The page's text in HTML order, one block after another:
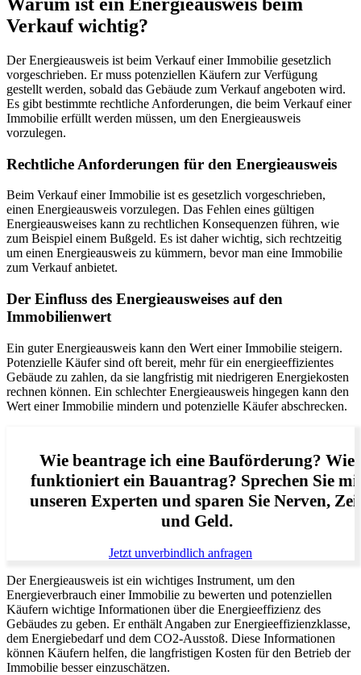
Verkauf wichtig?
Der Energieausweis ist beim Verkauf einer Immobilie gesetzlich
vorgeschrieben. Er muss potenziellen Käufern zur Verfügung
gestellt werden, sobald das Gebäude zum Verkauf angeboten wird.
Es gibt bestimmte rechtliche Anforderungen, die beim Verkauf einer
Immobilie erfüllt werden müssen, um den Energieausweis
vorzulegen.
Rechtliche Anforderungen für den Energieausweis
Beim Verkauf einer Immobilie ist es gesetzlich vorgeschrieben,
einen Energieausweis vorzulegen. Das Fehlen eines gültigen
Energieausweises kann zu rechtlichen Konsequenzen führen, wie
zum Beispiel einem Bußgeld. Es ist daher wichtig, sich rechtzeitig
um einen Energieausweis zu kümmern, bevor man eine Immobilie
zum Verkauf anbietet.
Der Einfluss des Energieausweises auf den
Immobilienwert
Ein guter Energieausweis kann den Wert einer Immobilie steigern.
Potenzielle Käufer sind oft bereit, mehr für ein energieeffizientes
Gebäude zu zahlen, da sie langfristig mit niedrigeren Energiekosten
rechnen können. Ein schlechter Energieausweis hingegen kann den
Wert einer Immobilie mindern und potenzielle Käufer abschrecken.
Wie beantrage ich eine Bauförderung? Wie
funktioniert ein Bauantrag? Sprechen Sie
unseren Experten und sparen Sie Nerven,
und Geld.
Jetzt unverbindlich anfragen
Der Energieausweis ist ein wichtiges Instrument, um den
Energieverbrauch einer Immobilie zu bewerten und potenziellen
Käufern wichtige Informationen über die Energieeffizienz des
Gebäudes zu geben. Er enthält Angaben zur Energieeffizienzklasse,
dem Energiebedarf und dem CO2-Ausstoß. Diese Informationen
können Käufern helfen, die langfristigen Kosten für den Betrieb der
Immobilie besser einzuschätzen.